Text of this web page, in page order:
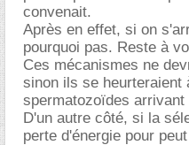
convenait.
Après en effet, si on
pourquoi pas. Reste à
Ces mécanismes ne
sinon ils se heurteraient
spermatozoïdes
D'un autre côté, si la
perte d'énergie pour